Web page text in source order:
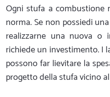
Ogni stufa a combustione
norma. Se non possiedi
realizzarne una nuova o
richiede un investimento. I
possono far lievitare la
progetto della stufa vicino